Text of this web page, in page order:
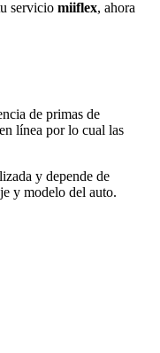
servicio miiflex, ahora
de primas de
línea por lo cual las
y depende de
y modelo del auto.